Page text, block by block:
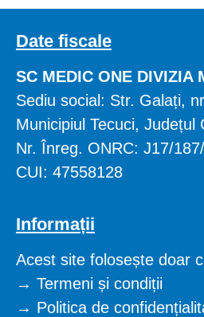
Date fiscale
SC MEDIC ONE DIVIZIA
Sediu social: Str. Galați,
Municipiul Tecuci, Județul
Nr. Înreg. ONRC: J17/
CUI: 47558128
Informații
Acest site folosește doar
→ Termeni și condiții
→ Politica de